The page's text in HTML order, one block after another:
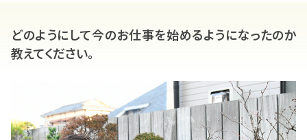
どのようにして今のお仕事を始めるようになったのか
教えてください。